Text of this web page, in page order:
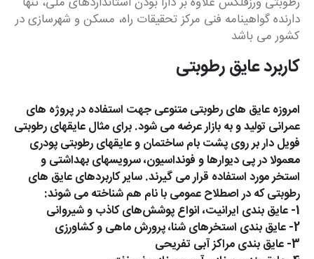
دارنده گواهینامه فنی مرکز تحقیقات راه، مسکن و شهرسازی در
کشور می باشد
کاربرد عایق رطوبتی
امروزه عایق های رطوبتی متنوعی جهت استفاده در پروژه های
عمرانی تولید و به بازار عرضه می شود. برای مثال عایقهای رطوبتی
فویل دار بر روی پشت بام ساختمان و عایقهای رطوبتی پودری
معمولا در پی دیوارها و فونداسیون، سرویسهای بهداشتی و
استخر مورد استفاده قرار می گیرند. سایر کاربردهای عایق های
رطوبتی که در اصطلاح عمومی با نام هم شناخته می شوند:
1- عایق بندی ایرانیت، انواع پوشش‌های کاذب و شیروانی
2- عایق بندی استخرهای شنا، پرورش ماهی و کشاورزی
3- عایق بندی مراکز آبی تفریحی